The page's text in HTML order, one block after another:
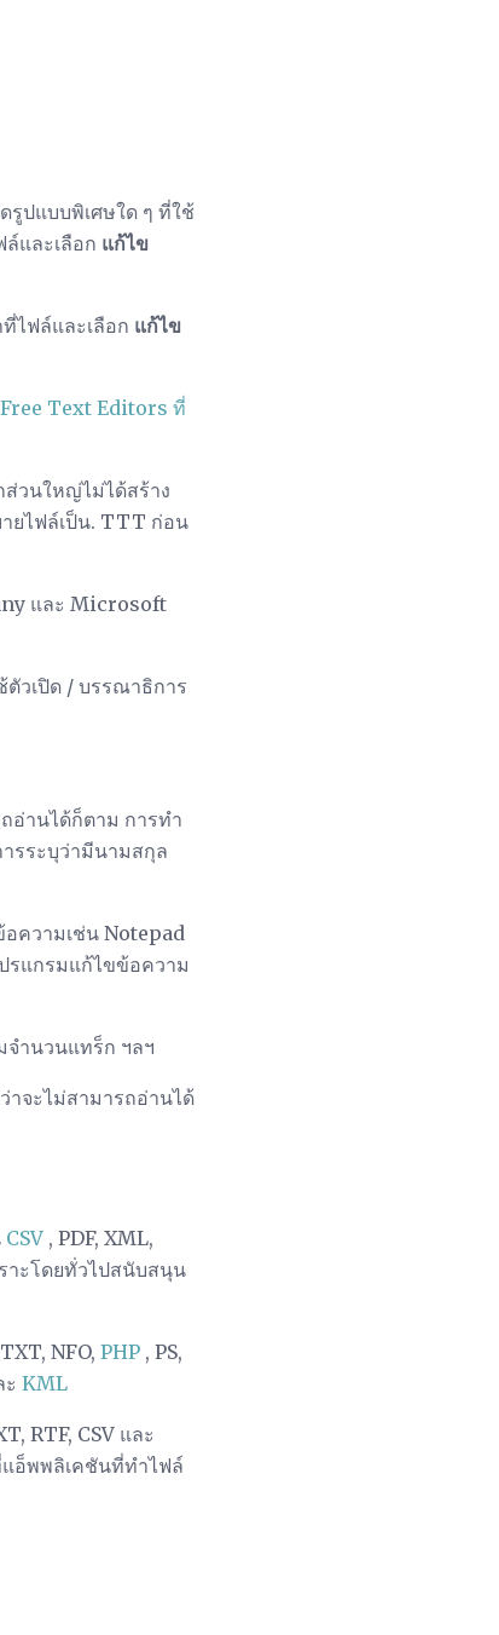
รูปแบบพิเศษใด ๆ ที่ใช้
และเลือก แก้ไข
ไฟล์และเลือก แก้ไข
Text Editors ที่
ส่วนใหญ่ไม่ได้สร้าง
ยไฟล์เป็น. TTT ก่อน
และ Microsoft
วเปิด / บรรณาธิการ
อ่านได้ก็ตาม การทำ
รระบุว่ามีนามสกุล
อความเช่น Notepad
รแกรมแก้ไขข้อความ
จำนวนแทร็ก ฯลฯ
จะไม่สามารถอ่านได้
CSV , PDF, XML,
าะโดยทั่วไปสนับสนุน
NFO, PHP , PS,
ะ KML
RTF, CSV และ
อ็พพลิเคชันที่ทำไฟล์